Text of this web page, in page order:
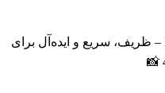
57,300,000 تومان
است.
💻 لپتاپ Microsoft Surface Laptop 4 – ظریف، سریع و ایده‌آل برای